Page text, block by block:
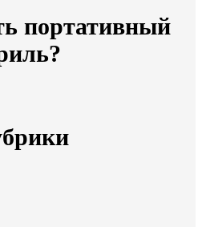
портативный